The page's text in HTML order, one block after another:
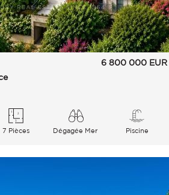
6 800 000 EUR
7 Pièces Dégagée Mer Piscine